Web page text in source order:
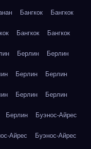
Бангкок Бангкок
Бангкок Бангкок
Берлин Берлин
Берлин Берлин
Берлин Берлин
Берлин Буэнос-Айрес
Айрес Буэнос-Айрес